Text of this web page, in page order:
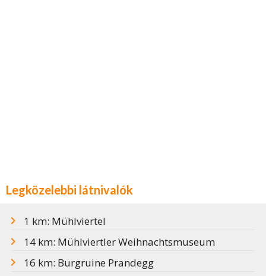
Legközelebbi látnivalók
1 km: Mühlviertel
14 km: Mühlviertler Weihnachtsmuseum
16 km: Burgruine Prandegg